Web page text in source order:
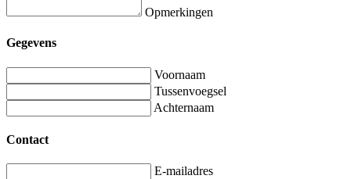
Opmerkingen
Gegevens
Voornaam
Tussenvoegsel
Achternaam
Contact
E-mailadres